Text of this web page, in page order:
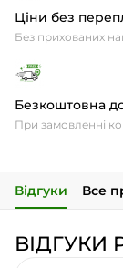
Ціни без
Без прихованих
Безкоштовна
При замовленні
Відгуки Все
ВІДГУКИ